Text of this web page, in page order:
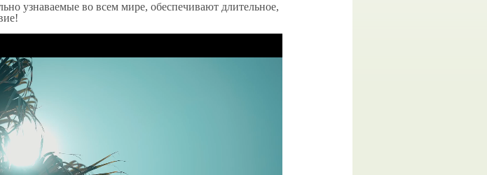
узнаваемые во всем мире, обеспечивают длительное,